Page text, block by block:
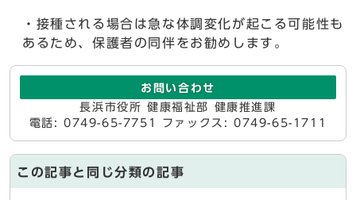
・接種される場合は急な体調変化が起こる可能性も
あるため、保護者の同伴をお勧めします。
お問い合わせ
長浜市役所 健康福祉部 健康推進課
電話: 0749-65-7751 ファックス: 0749-65-1711
この記事と同じ分類の記事